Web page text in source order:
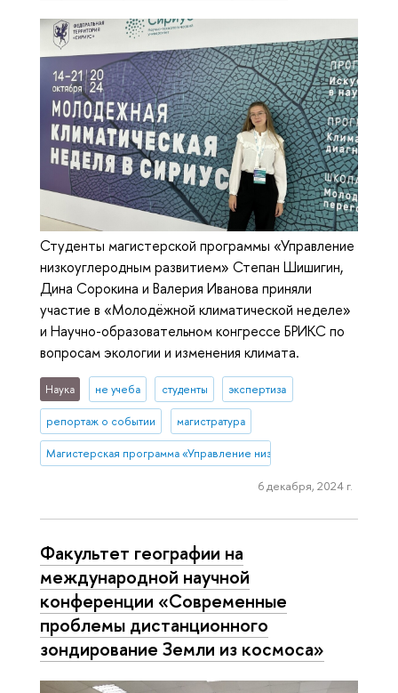
Студенты магистерской программы «Управление
низкоуглеродным развитием» Степан Шишигин,
Дина Сорокина и Валерия Иванова приняли
участие в «Молодёжной климатической неделе»
и Научно-образовательном конгрессе БРИКС по
вопросам экологии и изменения климата.
Наука не учеба студенты экспертиза
репортаж о событии магистратура
Магистерская программа «Управление низкоуглеродным
6 декабря, 2024 г.
Факультет географии на
международной научной
конференции «Современные
проблемы дистанционного
зондирование Земли из космоса»